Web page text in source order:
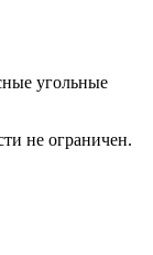
угольные
не ограничен.